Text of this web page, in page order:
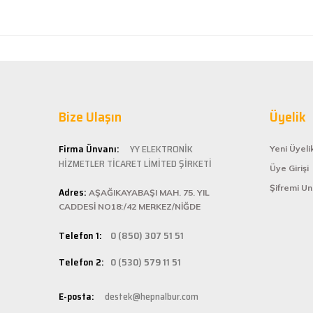
ü... ş... | 22/01/2025
Deneyimini Paylaş
alışveriş
ömürlü
Kolay
istediğiniz
bilgilere
Hızlı
adresinize
Bize Ulaşın
Firma Ünvanı:
YY ELEKTRONİK
HİZMETLER TİCARET LİMİTED ŞİRKETİ
Adres: AŞAĞIKAYABAŞI MAH. 75. YIL
CADDESİ NO18:/42 MERKEZ/NİĞDE
Telefon 1: 0 (850) 307 51 51
Telefon 2: 0 (530) 579 11 51
E-posta: destek@hepnalbur.com
Üyelik
Yeni
Üye Girişi
Şifremi